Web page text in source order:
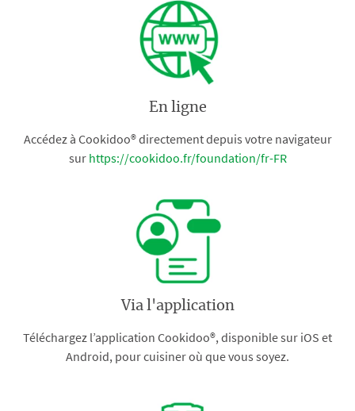
En ligne
Accédez à Cookidoo® directement depuis votre navigateur
sur https://cookidoo.fr/foundation/fr-FR
Via l'application
Téléchargez l’application Cookidoo®, disponible sur iOS et
Android, pour cuisiner où que vous soyez.